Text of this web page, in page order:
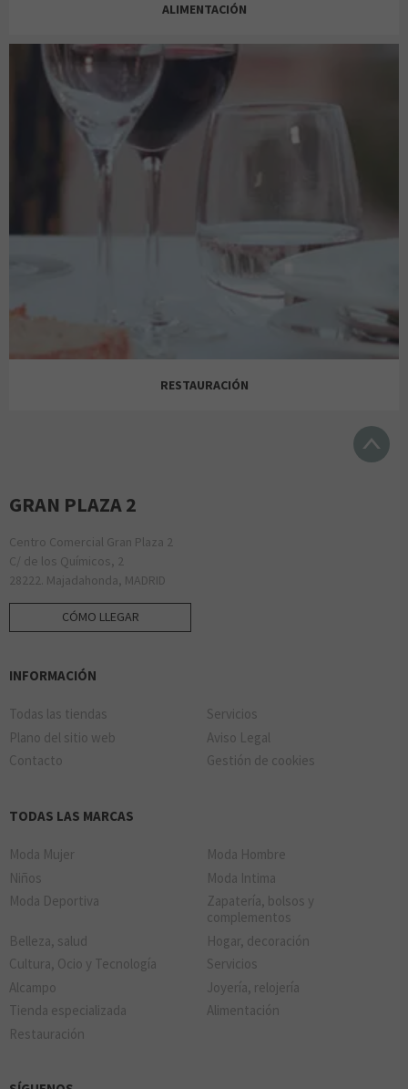
LA CASA DE LAS CARCASAS
ALIMENTACIÓN
BELROS
RESTAURACIÓN
GRAN PLAZA 2
Centro Comercial Gran Plaza 2
C/ de los Químicos, 2
28222. Majadahonda, MADRID
CÓMO LLEGAR
INFORMACIÓN
Todas las tiendas
Servicios
Plano del sitio web
Aviso Legal
Contacto
Gestión de cookies
TODAS LAS MARCAS
Moda Mujer
Moda Hombre
Niños
Moda Intima
Moda Deportiva
Zapatería, bolsos y
complementos
Belleza, salud
Hogar, decoración
Cultura, Ocio y Tecnología
Servicios
Alcampo
Joyería, relojería
Tienda especializada
Alimentación
Restauración